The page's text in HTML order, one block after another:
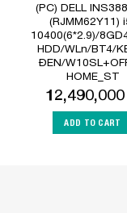
(PC) DELL
(RJMM62Y11)
10400(6*2.9)/
HDD/WLn/BT4/
ĐEN/
HOME_ST
12,490,000
ADD TO CART